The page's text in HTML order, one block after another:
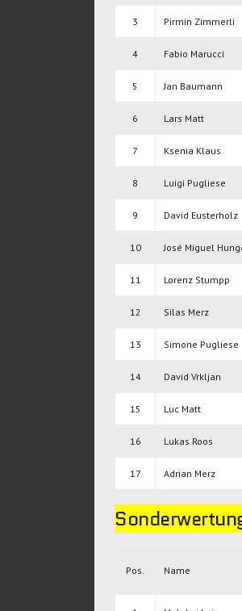
3 Pirmin Zimmerli
4 Fabio Marucci
5 Jan Baumann
6 Lars Matt
7 Ksenia Klaus
8 Luigi Pugliese
9 David Eusterholz
10 José Miguel
11 Lorenz Stumpp
12 Silas Merz
13 Simone Pugliese
14 David Vrkljan
15 Luc Matt
16 Lukas Roos
17 Adrian Merz
Pos. Name